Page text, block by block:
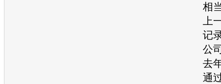
相
上
记
公
去
通